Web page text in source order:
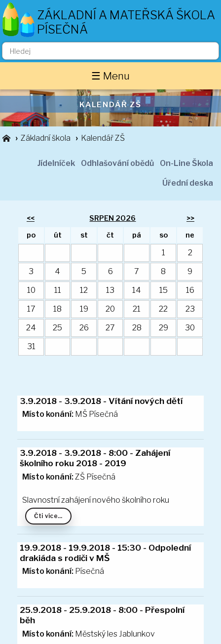
ZÁKLADNÍ A MATEŘSKÁ ŠKOLA
PÍSEČNÁ
☰ Menu
Zaměstnanci
Akce školy
Důležité informace
Projekty
1. ročník
5. ročník
Kalendář ZŠ
Organizace školního roku
Zvonění
Školská rada
Recyklohraní
Poradenské pracoviště školy
Doplňující učivo
DOPORUČENÉ VYBAVENÍ
Plán akcí
Aktuality
Předškoláci
Básničky
Potřeby pro prvňáčky
Zápis do MŠ
Fotogalerie
Vize MŠ
Kontakt
Školní jídelna
Dokumenty
Fotogalerie
Svačinky
Polévky
Obědy
KALENDÁŘ ZŠ
Základní škola Kalendář ZŠ
On-Line Škola
Odhlašování obědů
Jídelníček
Úřední deska
3.9.2018 - 3.9.2018 - Vítání nových dětí
Místo konání: MŠ Písečná
3.9.2018 - 3.9.2018 - 8:00 - Zahájení
školního roku 2018 - 2019
Místo konání:ZŠ Písečná
Slavnostní zahájení nového školního roku
Čti více...
19.9.2018 - 19.9.2018 - 15:30 - Odpolední
drakiáda s rodiči v MŠ
Místo konání: Písečná
Místo konání: Městský les Jablunkov
<< SRPEN 2026
>>
po
út st čt pá so ne
1
2
3
4 5 6 7 8
9
10
11 12 13 14 15
16
17
18 19 20 21 22
23
24
25 26 27 28 29
30
31